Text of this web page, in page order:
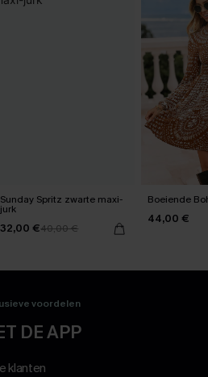
Sunday Spritz zwarte maxi-
jurk
32,00 €40,00 €
Boeiende
44,00 €
voordelen
DE APP
klanten